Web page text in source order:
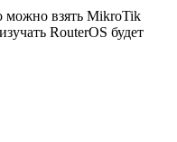
можно взять MikroTik
RouterOS будет